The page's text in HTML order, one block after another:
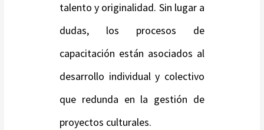
talento y originalidad. Sin lugar a
dudas, los procesos de
capacitación están asociados al
desarrollo individual y colectivo
que redunda en la gestión de
proyectos culturales.